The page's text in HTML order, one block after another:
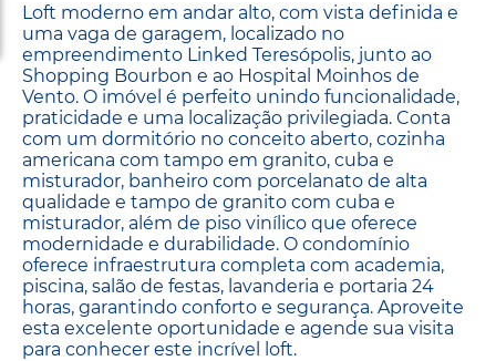
Loft moderno em andar alto, com vista definida e
uma vaga de garagem, localizado no
empreendimento Linked Teresópolis, junto ao
Shopping Bourbon e ao Hospital Moinhos de
Vento. O imóvel é perfeito unindo funcionalidade,
praticidade e uma localização privilegiada. Conta
com um dormitório no conceito aberto, cozinha
americana com tampo em granito, cuba e
misturador, banheiro com porcelanato de alta
qualidade e tampo de granito com cuba e
misturador, além de piso vinílico que oferece
modernidade e durabilidade. O condomínio
oferece infraestrutura completa com academia,
piscina, salão de festas, lavanderia e portaria 24
horas, garantindo conforto e segurança. Aproveite
esta excelente oportunidade e agende sua visita
para conhecer este incrível loft.